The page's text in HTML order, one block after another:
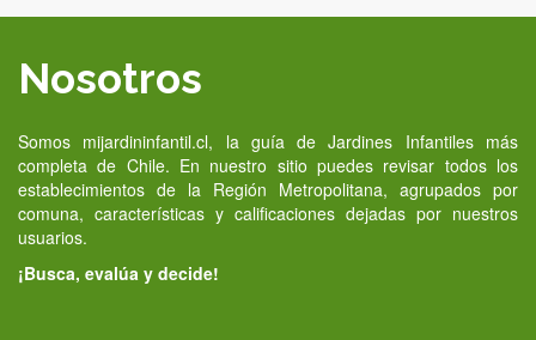
Nosotros
Somos mijardininfantil.cl, la guía de Jardines Infantiles más
completa de Chile. En nuestro sitio puedes revisar todos los
establecimientos de la Región Metropolitana, agrupados por
comuna, características y calificaciones dejadas por nuestros
usuarios.
¡Busca, evalúa y decide!